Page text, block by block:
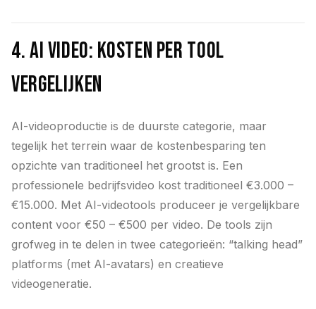
4. AI video: kosten per tool
vergelijken
AI-videoproductie is de duurste categorie, maar
tegelijk het terrein waar de kostenbesparing ten
opzichte van traditioneel het grootst is. Een
professionele bedrijfsvideo kost traditioneel €3.000 –
€15.000. Met AI-videotools produceer je vergelijkbare
content voor €50 – €500 per video. De tools zijn
grofweg in te delen in twee categorieën: “talking head”
platforms (met AI-avatars) en creatieve
videogeneratie.